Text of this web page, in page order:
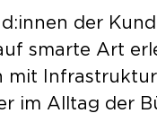
der
smarte Art
mit
im Alltag der